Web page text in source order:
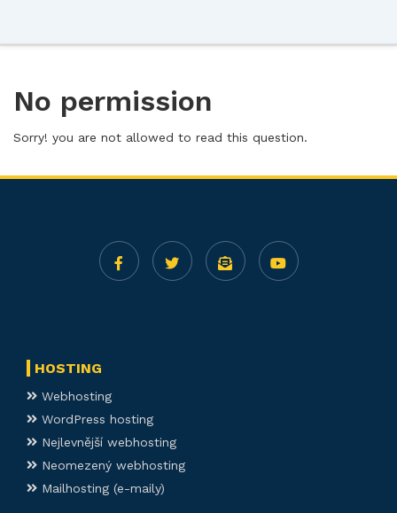
No permission
Sorry! you are not allowed to read this question.
HOSTING
Webhosting
WordPress hosting
Nejlevnější webhosting
Neomezený webhosting
Mailhosting (e-maily)